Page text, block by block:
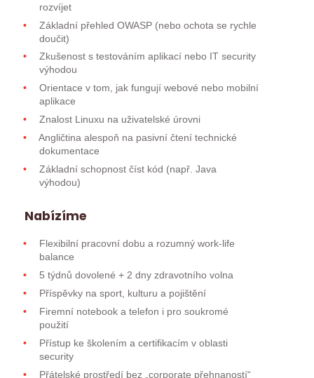
rozvíjet
Základní přehled OWASP (nebo ochota se rychle
doučit)
Zkušenost s testováním aplikací nebo IT security
výhodou
Orientace v tom, jak fungují webové nebo mobilní
aplikace
Znalost Linuxu na uživatelské úrovni
Angličtina alespoň na pasivní čtení technické
dokumentace
Základní schopnost číst kód (např. Java
výhodou)
Nabízíme
Flexibilní pracovní dobu a rozumný work-life
balance
5 týdnů dovolené + 2 dny zdravotního volna
Příspěvky na sport, kulturu a pojištění
Firemní notebook a telefon i pro soukromé
použití
Přístup ke školením a certifikacím v oblasti
security
Přátelské prostředí bez „corporate přehnaností“